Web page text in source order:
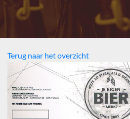
Bezoekers
Terug naar het overzicht